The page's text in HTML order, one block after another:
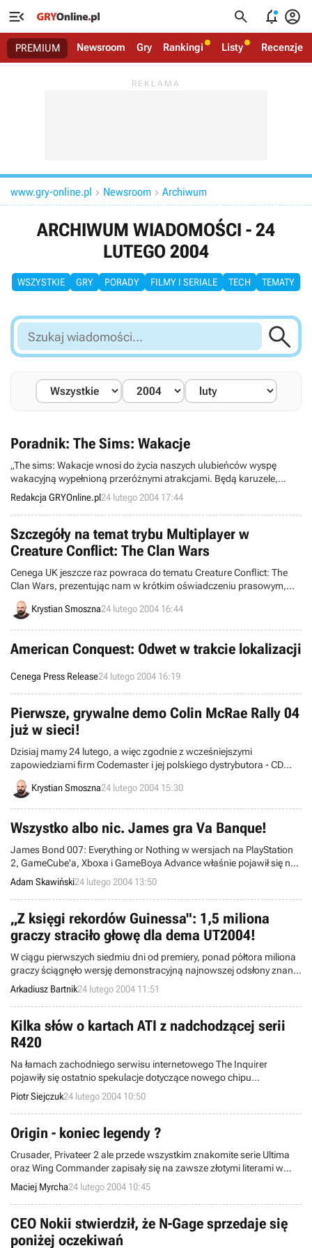
   
PREMIUM Newsroom Gry Rankingi Listy Recenzje
www.gry-online.pl  Newsroom  Archiwum
ARCHIWUM WIADOMOŚCI - 24
LUTEGO 2004
WSZYSTKIE GRY PORADY FILMY I SERIALE TECH TEMATY
Szukaj
wiadomości...

Poradnik: The Sims: Wakacje
„The sims: Wakacje wnosi do życia naszych ulubieńców wyspę
wakacyjną wypełnioną przeróżnymi atrakcjami. Będą karuzele,
zjeżdżalnie, bałwany ze śniegu, plażowa siatkówka i wiele innych.
Spotkają tam innych turystów, nawiążą nowe przyjaźnie, nie
zapominając o starych, tym mogą wysłać pocztówkę z
pozdrowieniami czy przywieść pamiątkę z urlopu.” - czyli jak
zorganizować wypoczynek simom.
Redakcja GRYOnline.pl24 lutego 2004 17:44
Szczegóły na temat trybu Multiplayer w
Creature Conflict: The Clan Wars
Cenega UK jeszcze raz powraca do tematu Creature Conflict: The
Clan Wars, prezentując nam w krótkim oświadczeniu prasowym,
zalety tej gry w trybie Multiplayer. Dowiadujemy się z niego, że w
pojedynku będzie mogło wziąć udział naraz do czterech graczy,
Krystian Smoszna24 lutego 2004 16:44
American Conquest: Odwet w trakcie lokalizacji
Cenega Press Release24 lutego 2004 16:19
Pierwsze, grywalne demo Colin McRae Rally 04
już w sieci!
Dzisiaj mamy 24 lutego, a więc zgodnie z wcześniejszymi
zapowiedziami firm Codemaster i jej polskiego dystrybutora - CD
Projekt, dzień w którym do sieci trafia pierwsze, grywalne demo
Colin McRae Rally 04. Na spragnionego mocnych wrażeń gracza
Krystian Smoszna24 lutego 2004 15:30
Wszystko albo nic. James gra Va Banque!
James Bond 007: Everything or Nothing w wersjach na PlayStation
2, GameCube'a, Xboxa i GameBoya Advance właśnie pojawił się na
polskim rynku. Ceny sugerowane wszystkich wersji nie przekraczają
200 zł, a oficjalna cena wersji GBA to 119 zł.
Adam Skawiński24 lutego 2004 13:50
„Z księgi rekordów Guinessa": 1,5 miliona
graczy straciło głowę dla dema UT2004!
W ciągu pierwszych siedmiu dni od premiery, ponad półtora miliona
graczy ściągnęło wersję demonstracyjną najnowszej odsłony znanej
gry akcji, stworzonej przez zespoły Epic Games Inc. i Digital
Extremes, tj. Unreal Tournament 2004. Tym samym wymienione
powyżej demo uplasowało się na pierwszym miejscu listy najczęściej
ściąganych plików ostatnich kilku tygodni.
Arkadiusz Bartnik24 lutego 2004 11:51
Kilka słów o kartach ATI z nadchodzącej serii
R420
Na łamach zachodniego serwisu internetowego The Inquirer
pojawiły się ostatnio spekulacje dotyczące nowego chipu
graficznego firmy ATI (obecnego lidera na rynku tego typu
komponentów). Oczywiście chodzi tutaj o model R420, otóż według
redaktorów wspomnianego serwisu firma ATI osiągnęła już
taktowanie typu A12. Oznacza to, iż karty oparte na nowej kości
gotowe są już do masowej produkcji (na około 2 miesiące wcześniej
niż uprzednio planowano).
Piotr Siejczuk24 lutego 2004 10:50
Origin - koniec legendy ?
Crusader, Privateer 2 ale przede wszystkim znakomite serie Ultima
oraz Wing Commander zapisały się na zawsze złotymi literami w
sercach ich fanów. Są to gry, które można powiedzieć weszły już do
panteonu znakomitych tytułów a stworzone zostały przez firmę
Origin. Niestety, wygląda na to, iż do obecnej sytuacji Origin można
zastosować powiedzenie "Źle się dzieje w państwie duńskim".
Maciej Myrcha24 lutego 2004 10:45
CEO Nokii stwierdził, że N-Gage sprzedaje się
poniżej oczekiwań